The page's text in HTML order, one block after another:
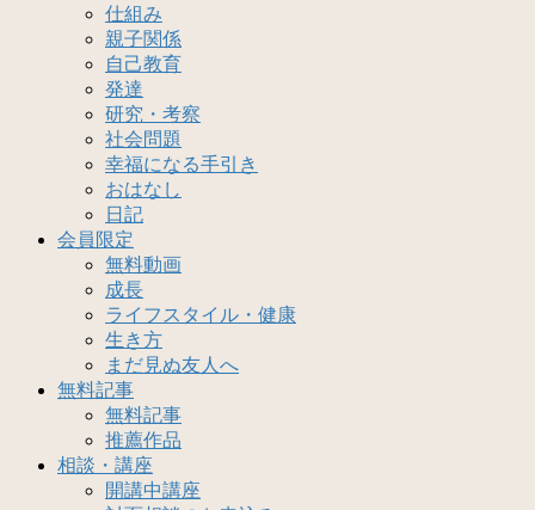
仕組み
親子関係
自己教育
発達
研究・考察
社会問題
幸福になる手引き
おはなし
日記
会員限定
無料動画
成長
ライフスタイル・健康
生き方
まだ見ぬ友人へ
無料記事
無料記事
推薦作品
相談・講座
開講中講座